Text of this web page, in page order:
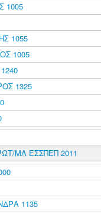
1005
1055
1005
1325
ΜΑ ΕΣΣΠΕΠ 2011
1135